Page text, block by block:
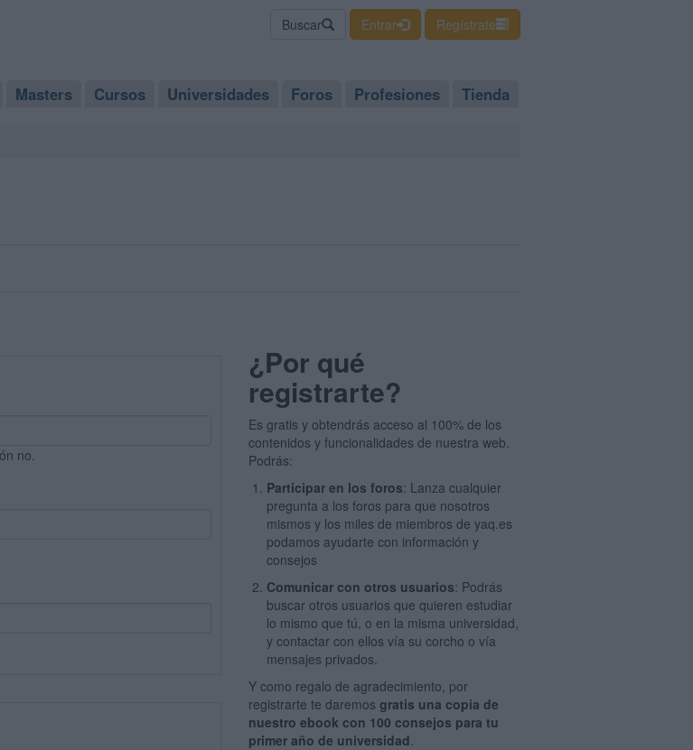
Buscar Entrar Regístrate
Masters Cursos Universidades Foros Profesiones Tienda
no.
¿Por qué
registrarte?
Es gratis y obtendrás acceso al 100% de los
contenidos y funcionalidades de nuestra web.
Podrás:
Participar en los foros: Lanza cualquier
pregunta a los foros para que nosotros
mismos y los miles de miembros de yaq.es
podamos ayudarte con información y
consejos
Comunicar con otros usuarios: Podrás
buscar otros usuarios que quieren estudiar
lo mismo que tú, o en la misma universidad,
y contactar con ellos vía su corcho o vía
mensajes privados.
Y como regalo de agradecimiento, por
registrarte te daremosgratis una copia de
nuestro ebook con 100 consejos para tu
primer año de universidad.